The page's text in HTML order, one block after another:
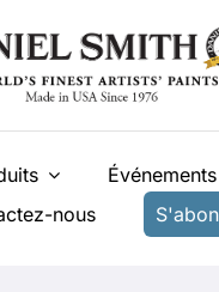
Événements
nous